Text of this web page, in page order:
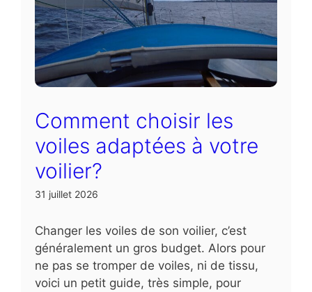
Comment choisir les
voiles adaptées à votre
voilier?
31 juillet 2026
Changer les voiles de son voilier, c’est
généralement un gros budget. Alors pour
ne pas se tromper de voiles, ni de tissu,
voici un petit guide, très simple, pour